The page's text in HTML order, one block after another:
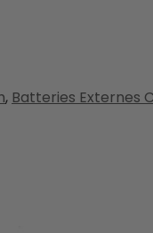
, Batteries Externes